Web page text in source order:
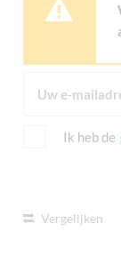
Ik heb de
Vergelijken